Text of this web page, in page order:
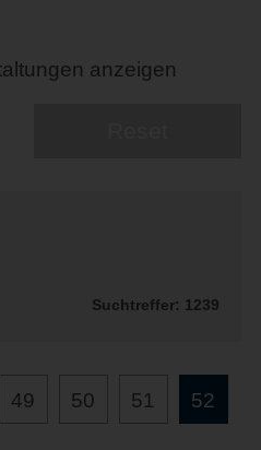
anzeigen
Suchtreffer: 1239
49 50 51 52